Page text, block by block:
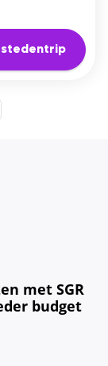
stedentrip
met SGR
budget